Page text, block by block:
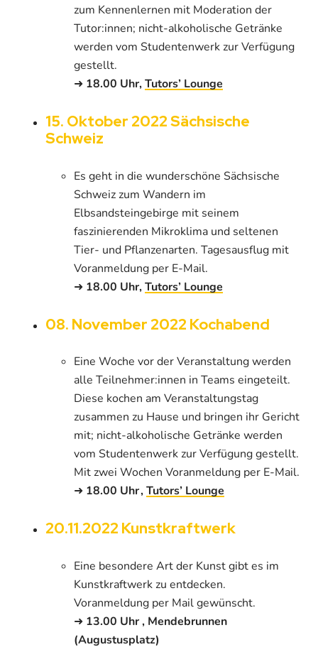
zum Kennenlernen mit Moderation der
Tutor:innen; nicht-alkoholische Getränke
werden vom Studentenwerk zur Verfügung
gestellt.
➜ 18.00 Uhr,Tutors’ Lounge
15. Oktober 2022 Sächsische
Schweiz
Es geht in die wunderschöne Sächsische
Schweiz zum Wandern im
Elbsandsteingebirge mit seinem
faszinierenden Mikroklima und seltenen
Tier- und Pflanzenarten. Tagesausflug mit
Voranmeldung per E-Mail.
➜ 18.00 Uhr,Tutors’ Lounge
08. November 2022 Kochabend
Eine Woche vor der Veranstaltung werden
alle Teilnehmer:innen in Teams eingeteilt.
Diese kochen am Veranstaltungstag
zusammen zu Hause und bringen ihr Gericht
mit; nicht-alkoholische Getränke werden
vom Studentenwerk zur Verfügung gestellt.
Mit zwei Wochen Voranmeldung per E-Mail.
➜ 18.00 Uhr ,Tutors’ Lounge
20.11.2022 Kunstkraftwerk
Eine besondere Art der Kunst gibt es im
Kunstkraftwerk zu entdecken.
Voranmeldung per Mail gewünscht.
➜ 13.00 Uhr , Mendebrunnen
(Augustusplatz)